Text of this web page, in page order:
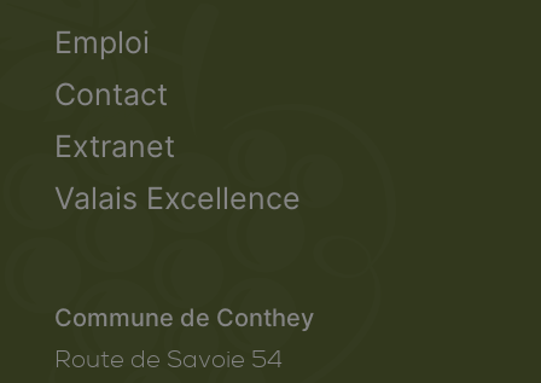
Emploi
Contact
Extranet
Valais Excellence
Commune de Conthey
Route de Savoie 54